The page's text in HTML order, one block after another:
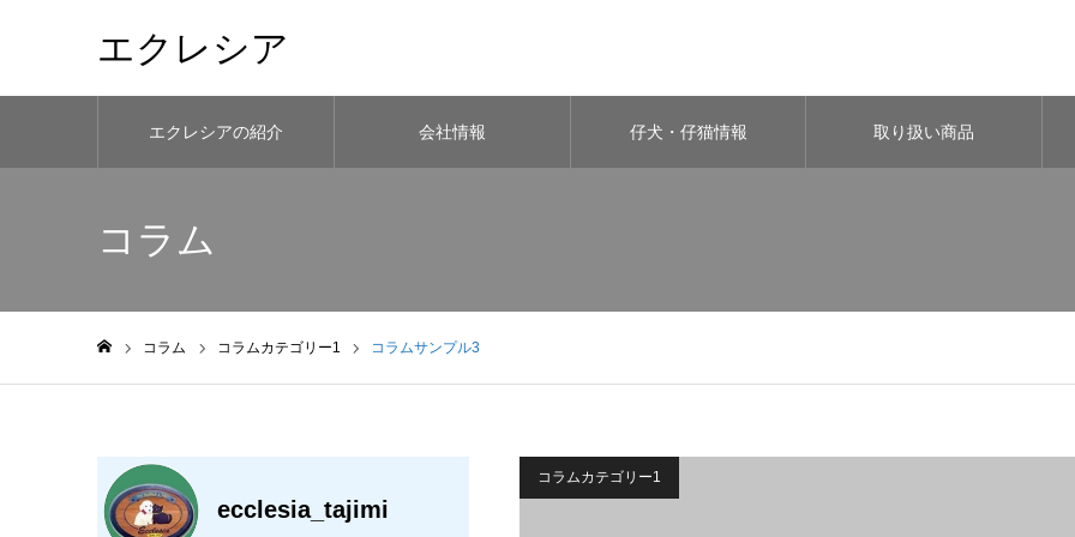
エクレシア
エクレシアの紹介 会社情報 仔犬・仔猫情報 取り扱い商品
コラム
コラム コラムカテゴリー1 コラムサンプル3
コラムカテゴリー1
ecclesia_tajimi